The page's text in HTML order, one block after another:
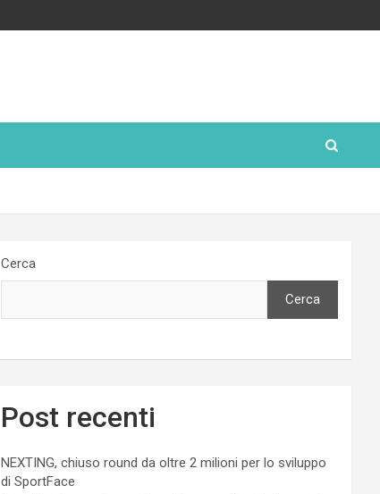
Cerca
Cerca
Post recenti
NEXTING, chiuso round da oltre 2 milioni per lo sviluppo
di SportFace